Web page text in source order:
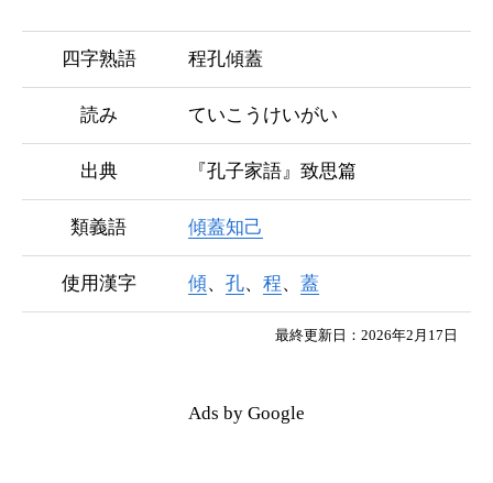
四字熟語 程孔傾蓋
読み ていこうけいがい
出典 『孔子家語』致思篇
類義語 傾蓋知己
使用漢字 傾、 孔、 程、 蓋
最終更新日：2026年2月17日
Ads by Google